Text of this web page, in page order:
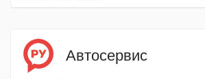
Автосервис